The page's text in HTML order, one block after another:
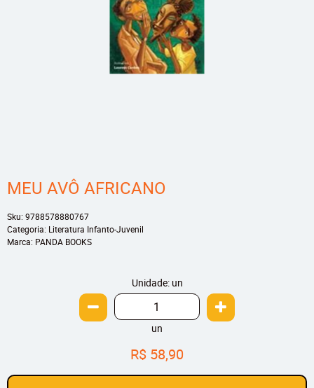
MEU AVÔ AFRICANO
Sku: 9788578880767
Categoria: Literatura Infanto-Juvenil
Marca: PANDA BOOKS
Unidade: un
un
R$ 58,90